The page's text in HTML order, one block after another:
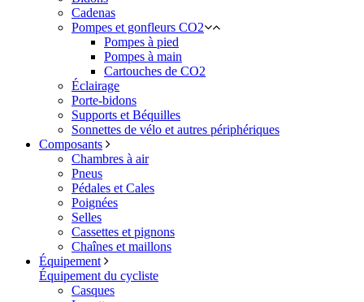
Cadenas
Pompes et gonfleurs CO2
Pompes à pied
Pompes à main
Cartouches de CO2
Éclairage
Porte-bidons
Supports et Béquilles
Sonnettes de vélo et autres périphériques
Composants
Chambres à air
Pneus
Pédales et Cales
Poignées
Selles
Cassettes et pignons
Chaînes et maillons
Équipement
Équipement du cycliste
Casques